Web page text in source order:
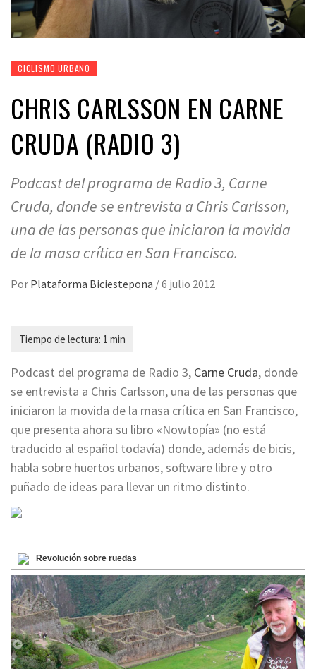
CICLISMO URBANO
CHRIS CARLSSON EN CARNE
CRUDA (RADIO 3)
Podcast del programa de Radio 3, Carne
Cruda, donde se entrevista a Chris Carlsson,
una de las personas que iniciaron la movida
de la masa crítica en San Francisco.
Por Plataforma Biciestepona /6 julio 2012
Podcast del programa de Radio 3, Carne Cruda, donde
se entrevista a Chris Carlsson, una de las personas que
iniciaron la movida de la masa crítica en San Francisco,
que presenta ahora su libro «Nowtopía» (no está
traducido al español todavía) donde, además de bicis,
habla sobre huertos urbanos, software libre y otro
puñado de ideas para llevar un ritmo distinto.
Revolución sobre ruedas